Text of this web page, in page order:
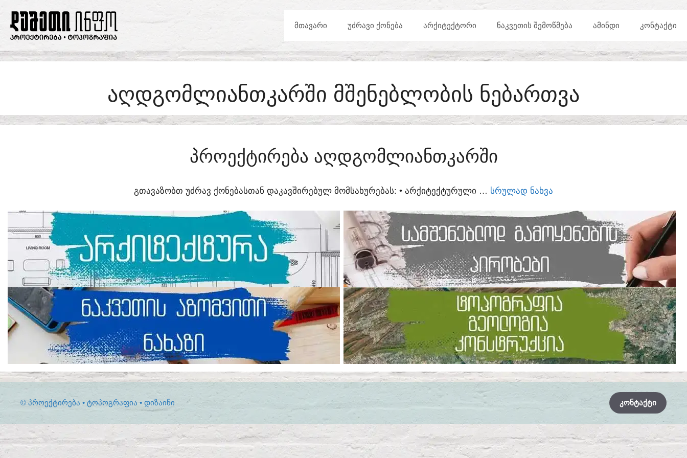
CONTENT
ᲛᲗᲐᲕᲐᲠᲘ ᲣᲫᲠᲐᲕᲘ ᲥᲝᲜᲔᲑᲐ ᲐᲠᲥᲘᲢᲔᲥᲢᲝᲠᲘ ᲜᲐᲙᲕᲔᲗᲘᲡ ᲨᲔᲛᲝᲬᲛᲔᲑᲐ ᲐᲛᲘᲜᲓᲘ ᲙᲝᲜᲢᲐᲥᲢᲘ
ᲐᲦᲓᲒᲝᲛᲚᲘᲐᲜᲗᲙᲐᲠᲨᲘ ᲛᲨᲔᲜᲔᲑᲚᲝᲑᲘᲡ ᲜᲔᲑᲐᲠᲗᲕᲐ
ᲞᲠᲝᲔᲥᲢᲘᲠᲔᲑᲐ ᲐᲦᲓᲒᲝᲛᲚᲘᲐᲜᲗᲙᲐᲠᲨᲘ
ᲒᲗᲐᲕᲐᲖᲝᲑᲗ ᲣᲫᲠᲐᲕ ᲥᲝᲜᲔᲑᲐᲡᲗᲐᲜ ᲓᲐᲙᲐᲕᲨᲘᲠᲔᲑᲣᲚ ᲛᲝᲛᲡᲐᲮᲣᲠᲔᲑᲐᲡ:​ • ᲐᲠᲥᲘᲢᲔᲥᲢᲣᲠᲣᲚᲘ … ᲡᲠᲣᲚᲐᲓ ᲜᲐᲮᲕᲐ
ᲙᲝᲜᲢᲐᲥᲢᲘ
© ᲞᲠᲝᲔᲥᲢᲘᲠᲔᲑᲐ • ᲢᲝᲞᲝᲒᲠᲐᲤᲘᲐ • ᲓᲘᲖᲐᲘᲜᲘ